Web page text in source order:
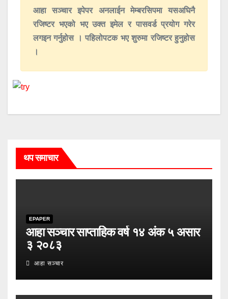
आहा सञ्चार इपेपर अनलाईन मेम्बरसिपमा यसअघिनै
रजिष्टर भएको भए उक्त इमेल र पासवर्ड प्रयोग गरेर
लगइन गर्नुहोस । पहिलोपटक भए शुरुमा रजिष्टर हुनुहोस
।
थप समाचार
EPAPER
आहा सञ्चार साप्ताहिक वर्ष १४ अंक ५ असार
३ २०८३
आहा सञ्चार